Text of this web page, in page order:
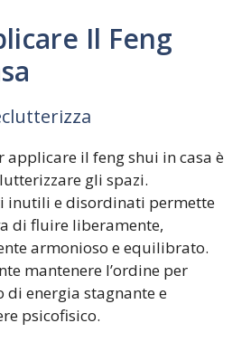
Il Feng
applicare il feng shui in casa è
gli spazi.
inutili e disordinati permette
di fluire liberamente,
armonioso e equilibrato.
mantenere l’ordine per
di energia stagnante e
psicofisico.